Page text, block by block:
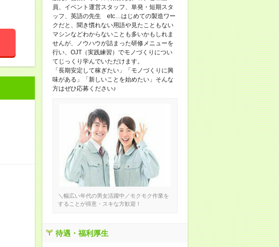
員、イベント運営スタッフ、単発・短期スタ
ッフ、英語の先生 etc…はじめての製造ワー
クだと、聞き慣れない用語や見たこともない
マシンなどわからないことも多いかもしれま
せんが、ノウハウが詰まった研修メニューを
行い、OJT（実践練習）でモノづくりについ
てじっくり学んでいただけます。
「長期安定して稼ぎたい」「モノづくりに興
味がある」「新しいことを始めたい」そんな
方はぜひ応募ください♪
＼幅広い年代の男女活躍中／モクモク作業を
することが得意・スキな方歓迎！
待遇・福利厚生